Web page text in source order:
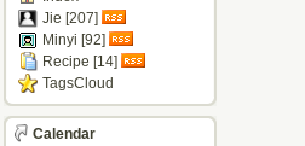
Jie [207]
Minyi [92]
Recipe [14]
TagsCloud
Calendar